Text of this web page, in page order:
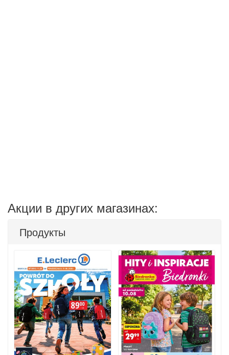
Акции в других магазинах:
Продукты